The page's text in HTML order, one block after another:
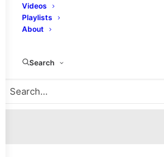
Videos
Playlists
About
Search